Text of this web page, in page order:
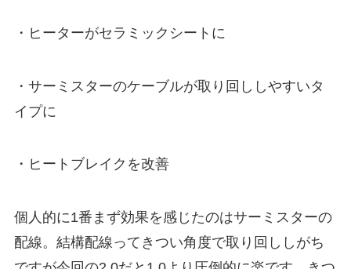
・ヒーターがセラミックシートに
・サーミスターのケーブルが取り回ししやすいタ
イプに
・ヒートブレイクを改善
個人的に1番まず効果を感じたのはサーミスターの
配線。結構配線ってきつい角度で取り回ししがち